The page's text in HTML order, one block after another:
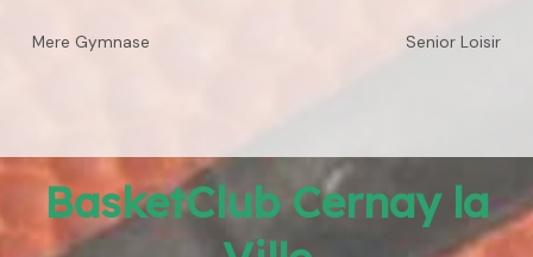
Mere Gymnase Senior Loisir
BasketClub Cernay la